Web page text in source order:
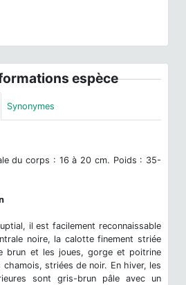
espèce
Synonymes
du corps : 16 à 20 cm. Poids : 35-
il est facilement reconnaissable
noire, la calotte finement striée
brun et les joues, gorge et poitrine
chamois, striées de noir. En hiver, les
sont gris-brun pâle avec un